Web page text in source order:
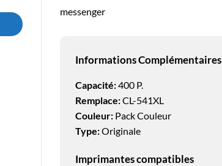
messenger
Informations Complémentaires
Capacité:400 P.
Remplace:CL-541XL
Couleur: Pack Couleur
Type:Originale
Imprimantes compatibles